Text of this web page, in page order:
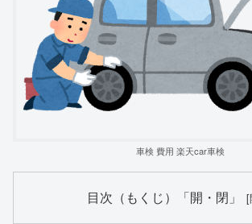
車検 費用 楽天car車検
目次（もくじ）「開・閉」